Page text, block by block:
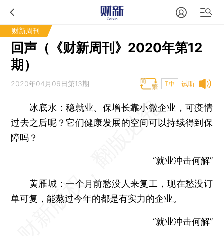
财新周刊
回声（《财新周刊》2020年第12
期）
试听
2020年04月06日第13期 T中
冰底水：稳就业、保增长靠小微企业，可疫情
过去之后呢？它们健康发展的空间可以持续得到保
障吗？
“就业冲击何解”
黄雁城：一个月前愁没人来复工，现在愁没订
单可复，能熬过今年的都是有实力的企业。
“就业冲击何解”